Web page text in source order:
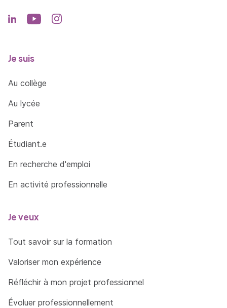
Je suis
Au collège
Au lycée
Parent
Étudiant.e
En recherche d'emploi
En activité professionnelle
Je veux
Tout savoir sur la formation
Valoriser mon expérience
Réfléchir à mon projet professionnel
Évoluer professionnellement